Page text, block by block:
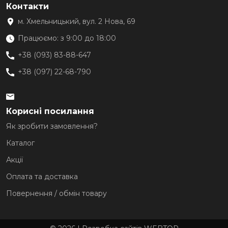
Контакти
м. Хмельницький, вул. 2 Нова, 69
Працюємо: з 9:00 до 18:00
+38 (093) 83-88-647
+38 (097) 22-68-790
Корисні посилання
Як зробити замовлення?
Каталог
Акції
Оплата та доставка
Повернення / обмін товару